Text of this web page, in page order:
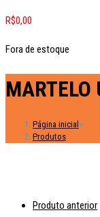
R$0,00
Fora de estoque
MARTELO
Página inicial >
Produtos
Produto anterior